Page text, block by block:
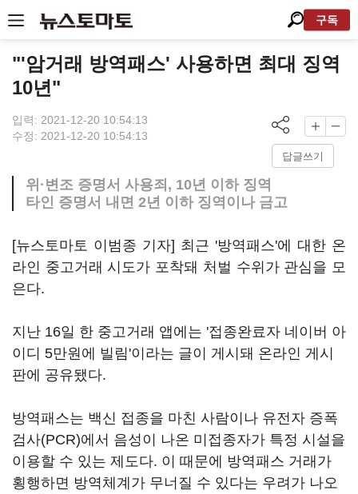
구독
"'암거래 방역패스' 사용하면 최대 징역
10년"
입력: 2021-12-20 10:54:13
수정: 2021-12-20 10:54:13
답글쓰기
위·변조 증명서 사용죄, 10년 이하 징역
타인 증명서 내면 2년 이하 징역이나 금고
[뉴스토마토 이범종 기자] 최근 '방역패스'에 대한 온
라인 중고거래 시도가 포착돼 처벌 수위가 관심을 모
은다.
지난 16일 한 중고거래 앱에는 '접종완료자 네이버 아
이디 5만원에 빌림'이라는 글이 게시돼 온라인 게시
판에 공유됐다.
방역패스는 백신 접종을 마친 사람이나 유전자 증폭
검사(PCR)에서 음성이 나온 미접종자가 특정 시설을
이용할 수 있는 제도다. 이 때문에 방역패스 거래가
횡행하면 방역체계가 무너질 수 있다는 우려가 나오